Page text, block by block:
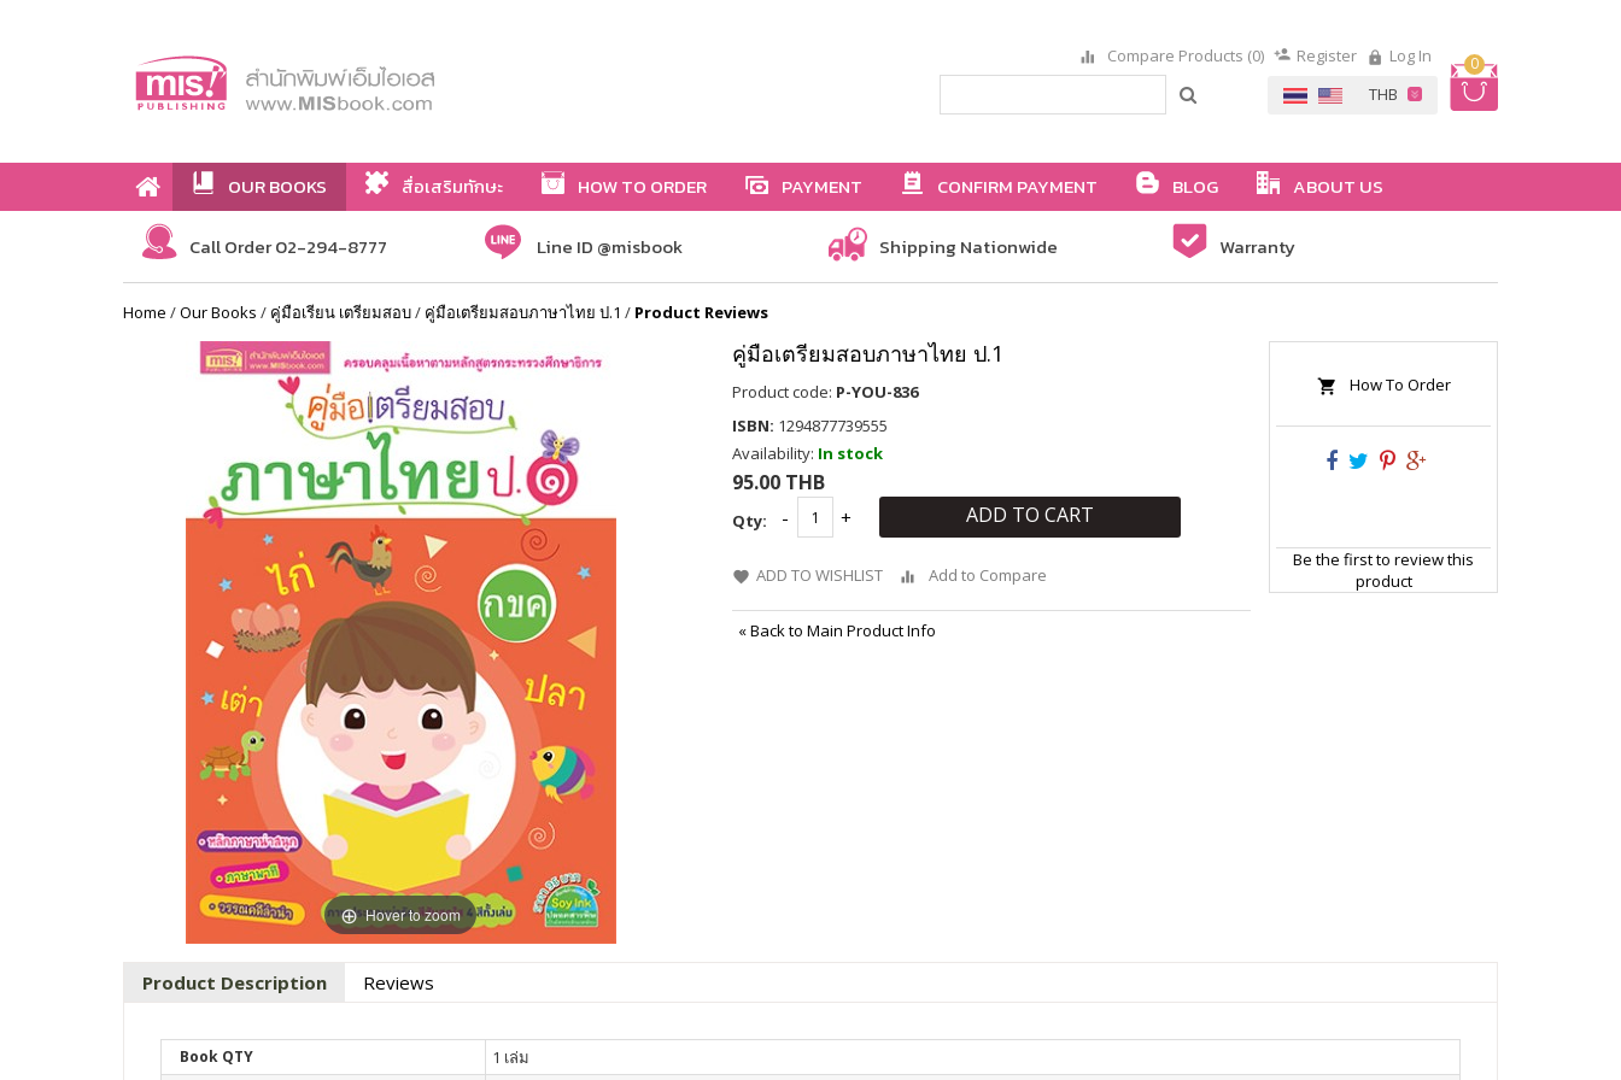
0
Compare Products (0) Register Log In
OUR BOOKS สื่อเสริมทักษะ HOW TO ORDER PAYMENT CONFIRM PAYMENT BLOG ABOUT US
Call Order 02-294-8777 Line ID @misbook Shipping Nationwide Warranty
Home /Our Books / คู่มือเรียน เตรียมสอบ/ คู่มือเตรียมสอบภาษาไทย ป.1 / Product Reviews
Hover to zoom
คู่มือเตรียมสอบภาษาไทย ป.1
Product code: P-YOU-836
ISBN: 1294877739555
Availability: In stock
95.00 THB
Qty: ADD TO CART
ADD TO WISHLIST Add to Compare
«Back to Main Product Info
How To Order
Be the first to review this
product
Product Description Reviews
Book QTY 1 เล่ม